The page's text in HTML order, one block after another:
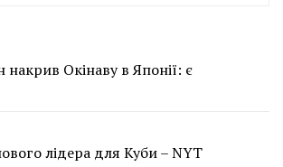
Окінаву в Японії: є
лідера для Куби – NYT